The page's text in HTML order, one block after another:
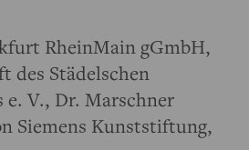
RheinMain gGmbH,
des Städelschen
e. V., Dr. Marschner
Siemens Kunststiftung,